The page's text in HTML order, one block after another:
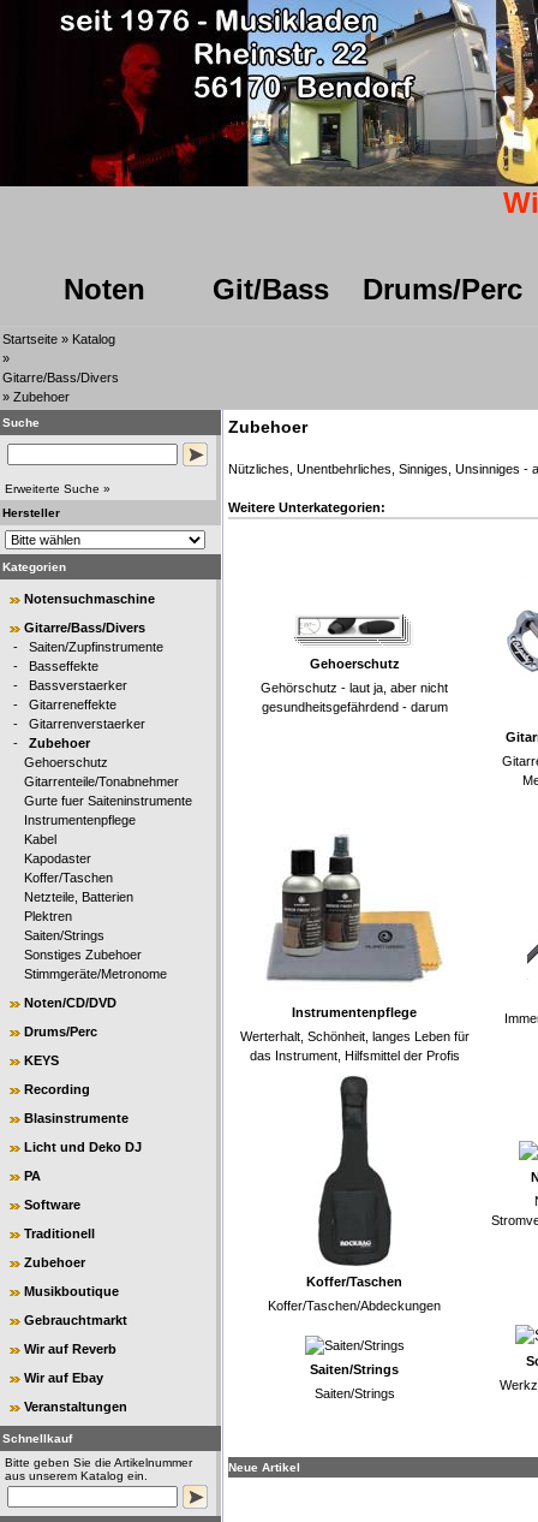
Noten Git/Bass Drums/Perc
Startseite » Katalog
»
Gitarre/Bass/Divers
» Zubehoer
Suche
Erweiterte Suche »
Hersteller
Kategorien
Notensuchmaschine
Gitarre/Bass/Divers
- Saiten/Zupfinstrumente
- Basseffekte
- Bassverstaerker
- Gitarreneffekte
- Gitarrenverstaerker
- Zubehoer
Gehoerschutz
Gitarrenteile/Tonabnehmer
Gurte fuer Saiteninstrumente
Instrumentenpflege
Kabel
Kapodaster
Koffer/Taschen
Netzteile, Batterien
Plektren
Saiten/Strings
Sonstiges Zubehoer
Stimmgeräte/Metronome
Noten/CD/DVD
Drums/Perc
KEYS
Recording
Blasinstrumente
Licht und Deko DJ
PA
Software
Traditionell
Zubehoer
Musikboutique
Gebrauchtmarkt
Wir auf Reverb
Wir auf Ebay
Veranstaltungen
Schnellkauf
Bitte geben Sie die Artikelnummer
aus unserem Katalog ein.
Zubehoer
Nützliches, Unentbehrliches, Sinniges, Unsinniges -
Weitere Unterkategorien:
Gehoerschutz
Gehörschutz - laut ja, aber nicht
gesundheitsgefährdend - darum
Instrumentenpflege
Werterhalt, Schönheit, langes Leben für
das Instrument, Hilfsmittel der Profis
Koffer/Taschen
Koffer/Taschen/Abdeckungen
Saiten/Strings
Saiten/Strings
Neue Artikel